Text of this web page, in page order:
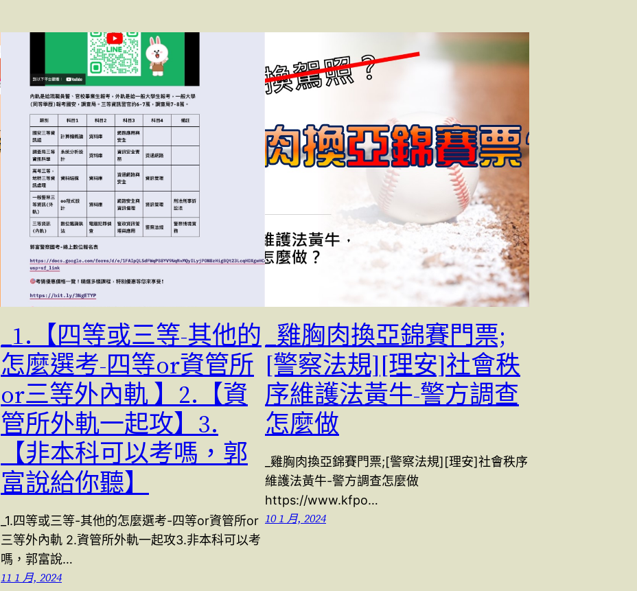
_1.【四等或三等-其他的
怎麼選考-四等or資管所
or三等外內軌 】2.【資
管所外軌一起攻】3.
【非本科可以考嗎，郭
富說給你聽】
_1.四等或三等-其他的怎麼選考-四等or資管所or
三等外內軌 2.資管所外軌一起攻3.非本科可以考
嗎，郭富說…
11 1 月, 2024
_雞胸肉換亞錦賽門票;
[警察法規][理安]社會秩
序維護法黃牛-警方調查
怎麼做
_雞胸肉換亞錦賽門票;[警察法規][理安]社會秩序
維護法黃牛-警方調查怎麼做
https://www.kfpo…
10 1 月, 2024